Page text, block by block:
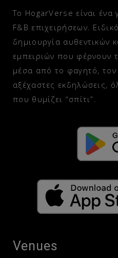
Το HogarVerse είναι ένα
F&B επιχειρήσεων.
δημιουργία αυθεντικών
εμπειριών που φέρνουν
μέσα από το φαγητό,
αξέχαστες εκδηλώσεις,
που θυμίζει “σπίτι”.
GET IT ON
Venues